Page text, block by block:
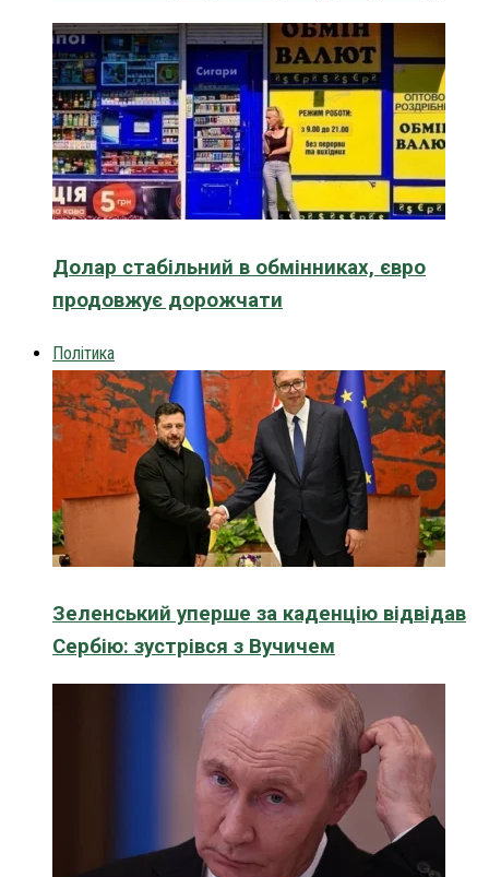
Долар стабільний в обмінниках, євро
продовжує дорожчати
Політика
Зеленський уперше за каденцію відвідав
Сербію: зустрівся з Вучичем